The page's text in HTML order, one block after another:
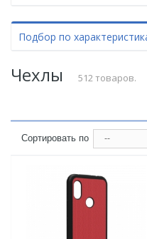
Подбор по
Чехлы 512 товаров.
Сортировать по --